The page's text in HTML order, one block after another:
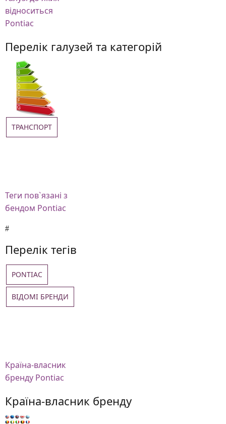
відноситься
Pontiac
Перелік галузей та категорій
ТРАНСПОРТ
Теги пов`язані з
бендом Pontiac
Перелік тегів
PONTIAC
ВІДОМІ БРЕНДИ
Країна-власник
бренду Pontiac
Країна-власник бренду